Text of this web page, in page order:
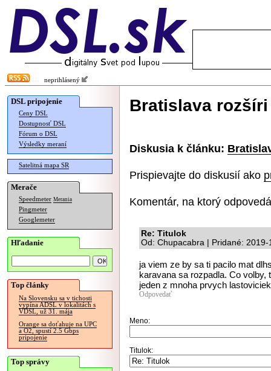
neprihlásený
DSL pripojenie
Ceny DSL
Dostupnosť DSL
Fórum o DSL
Výsledky meraní
Satelitná mapa SR
Merače
Speedmeter Merania
Pingmeter
Googlemeter
Hľadanie
Top články
Na Slovensku sa v tichosti
vypína ADSL v lokalitách s
VDSL, už 31. mája
Orange sa doťahuje na UPC
a O2, spustí 2.5 Gbps
pripojenie
Top správy
Bratislava
Diskusia k článku:
Prispievajte do diskusií ako
Komentár, na ktorý
Re: Titulok
Od: Chupacabra | Pridané:
ja viem ze by sa ti pacilo mat
karavana sa rozpadla. Co volby,
jeden z mnoha prvych
Odpovedať
Meno:
Titulok: